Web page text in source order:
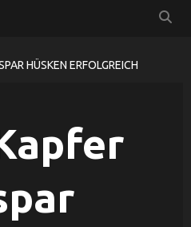
HÜSKEN ERFOLGREICH